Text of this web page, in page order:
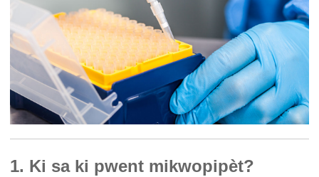
1. Ki sa ki pwent mikwopipèt?